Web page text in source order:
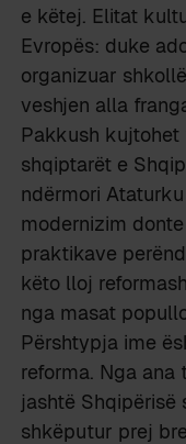
e këtej. Elitat
Evropës: duke
organizuar
veshjen alla
Pakkush
shqiptarët e
ndërmori
modernizim
praktikave
këto lloj
nga masat
Përshtypja ime
reforma. Nga
jashtë
shkëputur prej